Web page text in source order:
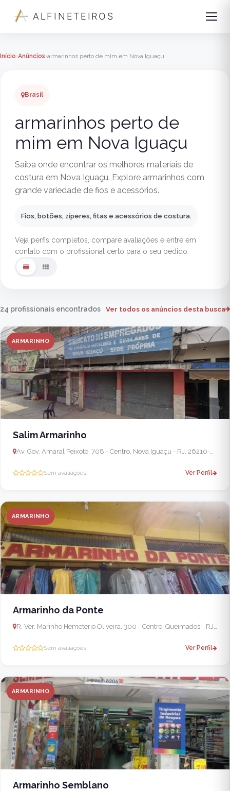
ALFINETEIROS
Início Anúncios armarinhos perto de mim em Nova Iguaçu
Brasil
armarinhos perto de
mim em Nova Iguaçu
Saiba onde encontrar os melhores materiais de
costura em Nova Iguaçu. Explore armarinhos com
grande variedade de fios e acessórios.
Fios, botões, zíperes, fitas e acessórios de costura.
Veja perfis completos, compare avaliações e entre em
contato com o profissional certo para o seu pedido.
24 profissionais encontrados Ver todos os anúncios desta busca
ARMARINHO
Salim Armarinho
Av. Gov. Amaral Peixoto, 708 - Centro, Nova Iguaçu - RJ, 26210-060, Brasil
Sem avaliações Ver Perfil
ARMARINHO
Armarinho da Ponte
R. Ver. Marinho Hemeterio Oliveira, 300 - Centro, Queimados - RJ, 26323-292, Brasil
Sem avaliações Ver Perfil
ARMARINHO
Armarinho Semblano